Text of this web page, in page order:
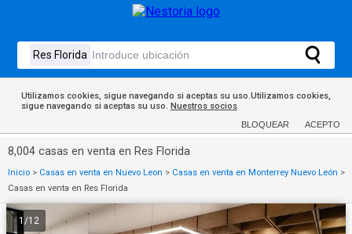
Utilizamos cookies, sigue navegando si aceptas su uso.Utilizamos cookies,
sigue navegando si aceptas su uso. Nuestros socios
BLOQUEAR ACEPTO
8,004 casas en venta en Res Florida
Inicio > Casas en venta en Nuevo Leon > Casas en venta en Monterrey Nuevo León >
Casas en venta en Res Florida
1 /12